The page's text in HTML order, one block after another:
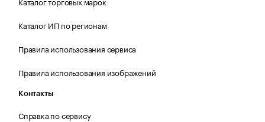
Каталог ИП по регионам
Правила использования сервиса
Правила использования изображений
Контакты
Справка по сервису